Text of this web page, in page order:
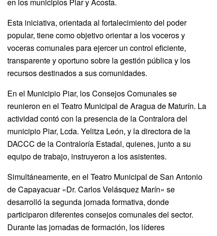
Esta iniciativa, orientada al fortalecimiento del poder
popular, tiene como objetivo orientar a los voceros y
voceras comunales para ejercer un control eficiente,
transparente y oportuno sobre la gestión pública y los
recursos destinados a sus comunidades.
En el Municipio Piar, los Consejos Comunales se
reunieron en el Teatro Municipal de Aragua de Maturín. La
actividad contó con la presencia de la Contralora del
municipio Piar, Lcda. Yelitza León, y la directora de la
DACCC de la Contraloría Estadal, quienes, junto a su
equipo de trabajo, instruyeron a los asistentes.
Simultáneamente, en el Teatro Municipal de San Antonio
de Capayacuar «Dr. Carlos Velásquez Marín» se
desarrolló la segunda jornada formativa, donde
participaron diferentes consejos comunales del sector.
Durante las jornadas de formación, los líderes